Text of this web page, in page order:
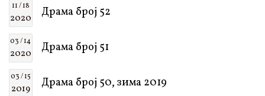
11 / 18
2020 Драма број 52
03 / 14
2020 Драма број 51
03 / 15
2019 Драма број 50, зима 2019